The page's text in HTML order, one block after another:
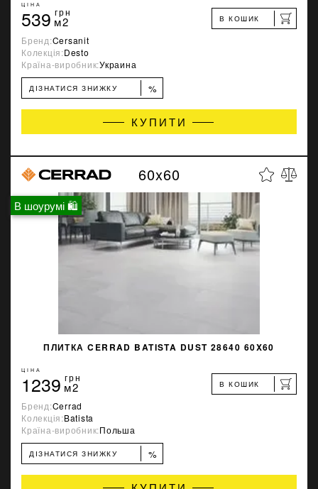
ЦІНА
539 грн
м2 В КОШИК
Бренд:Cersanit
Колекція:Desto
Країна-виробник:Украина
ДІЗНАТИСЯ ЗНИЖКУ %
КУПИТИ
В шоурумі 🛍
60x60
ПЛИТКА CERRAD BATISTA DUST 28640 60X60
ЦІНА
1239 грн
м2 В КОШИК
Бренд:Cerrad
Колекція:Batista
Країна-виробник:Польша
ДІЗНАТИСЯ ЗНИЖКУ %